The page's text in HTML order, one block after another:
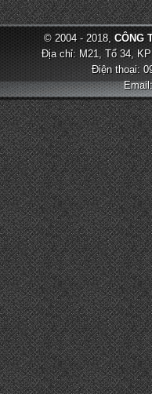
© 2004 - 2018, CÔNG
Địa chỉ: M21, Tổ 34,
Điện thoại: